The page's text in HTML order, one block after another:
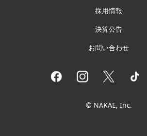
採用情報
決算公告
お問い合わせ
© NAKAE, Inc.